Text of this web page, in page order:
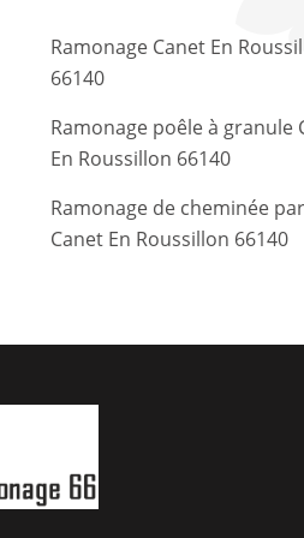
Ramonage Canet En
66140
Ramonage poêle à granule
En Roussillon 66140
Ramonage de cheminée
Canet En Roussillon 66140